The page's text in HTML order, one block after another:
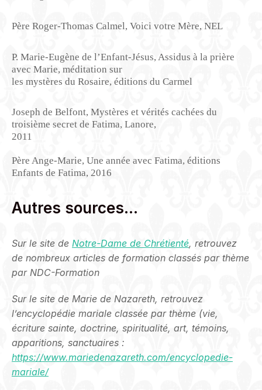
Père Roger-Thomas Calmel, Voici votre Mère, NEL
P. Marie-Eugène de l’Enfant-Jésus, Assidus à la prière
avec Marie, méditation sur
les mystères du Rosaire, éditions du Carmel
Joseph de Belfont, Mystères et vérités cachées du
troisième secret de Fatima, Lanore,
2011
Père Ange-Marie, Une année avec Fatima, éditions
Enfants de Fatima, 2016
Autres sources…
Sur le site de Notre-Dame de Chrétienté, retrouvez
de nombreux articles de formation classés par thème
par NDC-Formation
Sur le site de Marie de Nazareth, retrouvez
l’encyclopédie mariale classée par thème (vie,
écriture sainte, doctrine, spiritualité, art, témoins,
apparitions, sanctuaires :
https://www.mariedenazareth.com/encyclopedie-
mariale/